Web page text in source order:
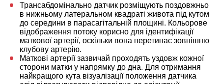
Трансабдомінально датчик розміщують поздовжньо
в нижньому латеральном квадраті живота під кутом
до середини в парасагітальній площині. Кольорове
відображення потоку корисно для ідентифікації
маткової артерії, оскільки вона перетинає зовнішню
клубову артерію.
Маткові артерії зазвичай проходять уздовж кожної
сторони матки у напрямку до дна. Для отримання
найкращого кута візуалізації положення датчика